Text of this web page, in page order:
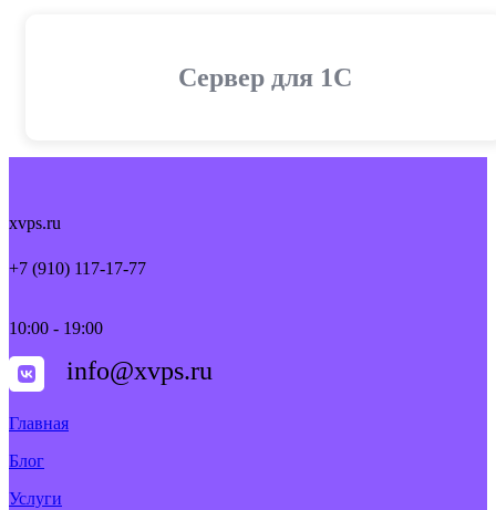
Cервер для 1С
xvps.ru
+7 (910) 117-17-77
10:00 - 19:00
info@xvps.ru
Главная
Блог
Услуги